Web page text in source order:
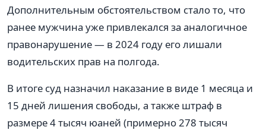
Дополнительным обстоятельством стало то, что
ранее мужчина уже привлекался за аналогичное
правонарушение — в 2024 году его лишали
водительских прав на полгода.
В итоге суд назначил наказание в виде 1 месяца и
15 дней лишения свободы, а также штраф в
размере 4 тысяч юаней (примерно 278 тысяч